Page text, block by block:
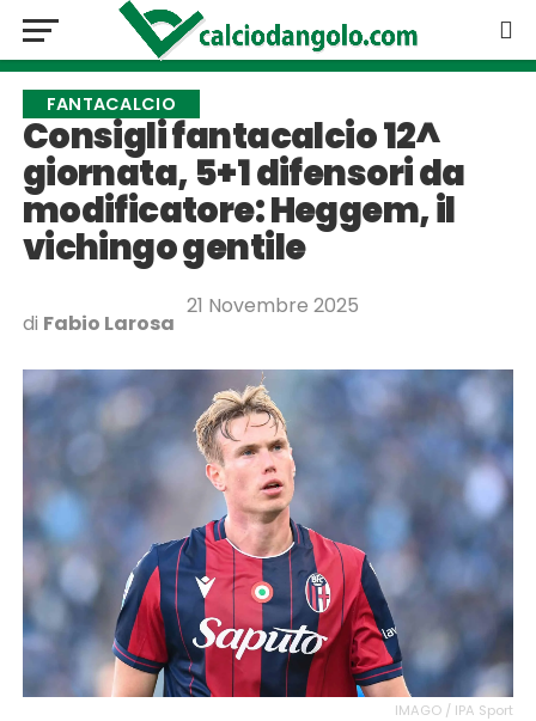
FANTACALCIO
Consigli fantacalcio 12^
giornata, 5+1 difensori da
modificatore: Heggem, il
vichingo gentile
di Fabio Larosa
21 Novembre 2025
IMAGO / IPA Sport